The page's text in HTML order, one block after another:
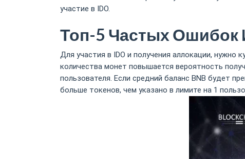
участие в IDO.
Топ-5 Частых Ошибок
Для участия в IDO и получения аллокации, нужно
количества монет повышается вероятность
пользователя. Если средний баланс BNB будет
больше токенов, чем указано в лимите на 1